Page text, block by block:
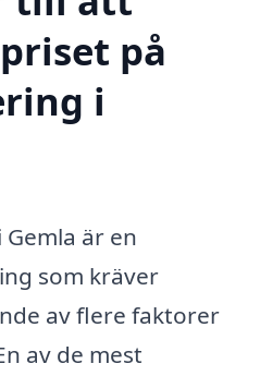
på
i
är en
som kräver
av flere faktorer
av de mest